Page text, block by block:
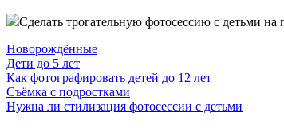
Сделать трогательную фотосессию с детьми
Новорождённые
Дети до 5 лет
Как фотографировать детей до 12 лет
Съёмка с подростками
Нужна ли стилизация фотосессии с детьми